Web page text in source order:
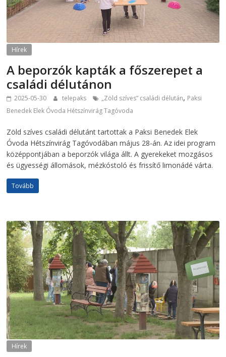
Hírek
A beporzók kapták a főszerepet a
családi délutánon
2025-05-30 telepaks „Zöld szíves” családi délután, Paksi
Benedek Elek Óvoda Hétszínvirág Tagóvoda
Zöld szíves családi délutánt tartottak a Paksi Benedek Elek
Óvoda Hétszínvirág Tagóvodában május 28-án. Az idei program
középpontjában a beporzók világa állt. A gyerekeket mozgásos
és ügyességi állomások, mézkóstoló és frissítő limonádé várta.
Tovább
Hírek